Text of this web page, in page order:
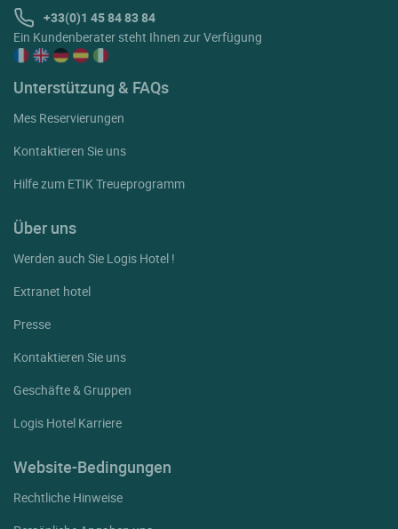
+33(0)1 45 84 83 84
Ein Kundenberater steht Ihnen zur Verfügung
Unterstützung & FAQs
Mes Reservierungen
Kontaktieren Sie uns
Hilfe zum ETIK Treueprogramm
Über uns
Werden auch Sie Logis Hotel !
Extranet hotel
Presse
Kontaktieren Sie uns
Geschäfte & Gruppen
Logis Hotel Karriere
Website-Bedingungen
Rechtliche Hinweise